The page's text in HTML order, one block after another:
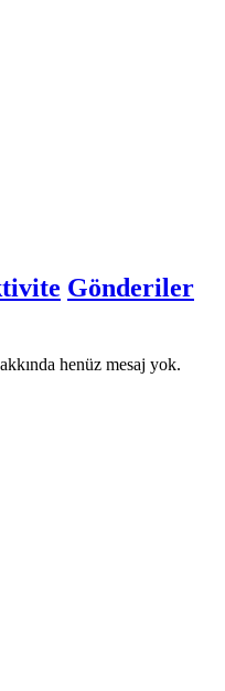
Gönderiler
henüz mesaj yok.